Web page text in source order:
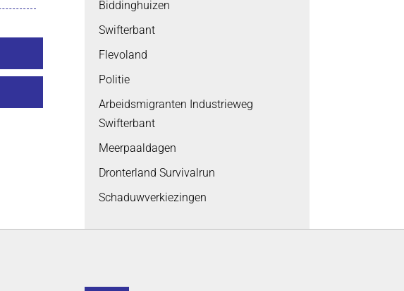
Biddinghuizen
Swifterbant
Flevoland
Politie
Arbeidsmigranten Industrieweg
Swifterbant
Meerpaaldagen
Dronterland Survivalrun
Schaduwverkiezingen